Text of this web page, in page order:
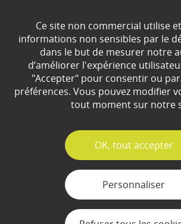
Partenaires
Espace Presse
Plan du site
Mentions légales
Ce site non commercial utilise
informations non sensibles par le
dans le but de mesurer notre
d’améliorer l'expérience
"Accepter" pour consentir ou
préférences. Vous pouvez modifier
tout moment sur notre
✓
OK, tout accepter
Personnaliser